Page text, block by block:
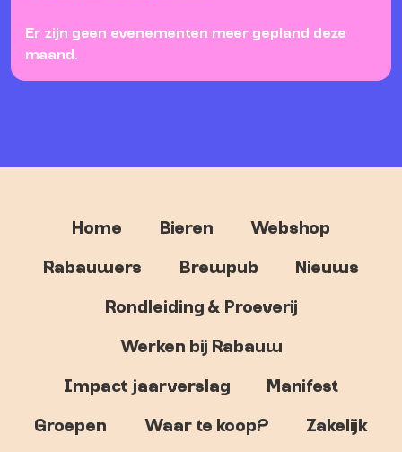
Er zijn geen evenementen meer gepland deze
maand.
Home Bieren Webshop
Rabauwers Brewpub Nieuws
Rondleiding & Proeverij
Werken bij Rabauw
Impact jaarverslag Manifest
Groepen Waar te koop? Zakelijk